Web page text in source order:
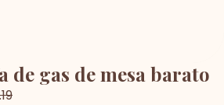
gas de mesa barato